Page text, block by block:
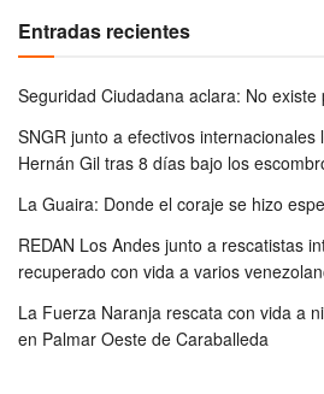
Entradas recientes
Seguridad Ciudadana aclara: No existe
SNGR junto a efectivos
Hernán Gil tras 8 días bajo los
La Guaira: Donde el coraje se hizo
REDAN Los Andes junto a rescatistas
recuperado con vida a varios
La Fuerza Naranja rescata con vida a
en Palmar Oeste de Caraballeda